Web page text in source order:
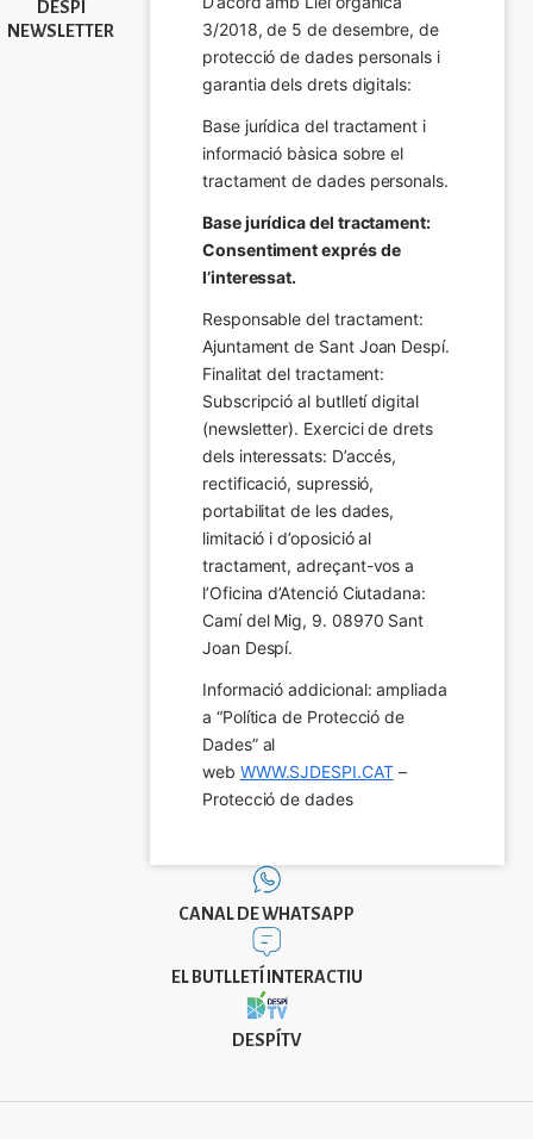
DESPÍ
NEWSLETTER
3/2018, de 5 de desembre, de
protecció de dades personals i
garantia dels drets digitals:
Base jurídica del tractament i
informació bàsica sobre el
tractament de dades personals.
Base jurídica del tractament:
Consentiment exprés de
l’interessat.
Responsable del tractament:
Ajuntament de Sant Joan Despí.
Finalitat del tractament:
Subscripció al butlletí digital
(newsletter). Exercici de drets
dels interessats: D’accés,
rectificació, supressió,
portabilitat de les dades,
limitació i d’oposició al
tractament, adreçant-vos a
l’Oficina d’Atenció Ciutadana:
Camí del Mig, 9. 08970 Sant
Joan Despí.
Informació addicional: ampliada
a “Política de Protecció de
Dades” al
web WWW.SJDESPI.CAT –
Protecció de dades
CANAL DE WHATSAPP
EL BUTLLETÍ INTERACTIU
DESPÍTV